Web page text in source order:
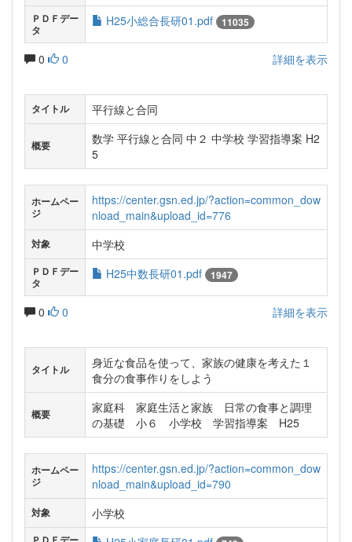
ＰＤＦデー
タ
H25小総合長研01.pdf 11035
0 0 詳細を表示
タイトル 平行線と合同
概要
数学 平行線と合同 中２ 中学校 学習指導案 H2
5
ホームペー
ジ
https://center.gsn.ed.jp/?action=common_dow
nload_main&upload_id=776
対象 中学校
ＰＤＦデー
タ
H25中数長研01.pdf 1947
0 0 詳細を表示
タイトル
身近な食品を使って、家族の健康を考えた１
食分の食事作りをしよう
概要
家庭科 家庭生活と家族 日常の食事と調理
の基礎 小６ 小学校 学習指導案 H25
ホームペー
ジ
https://center.gsn.ed.jp/?action=common_dow
nload_main&upload_id=790
対象 小学校